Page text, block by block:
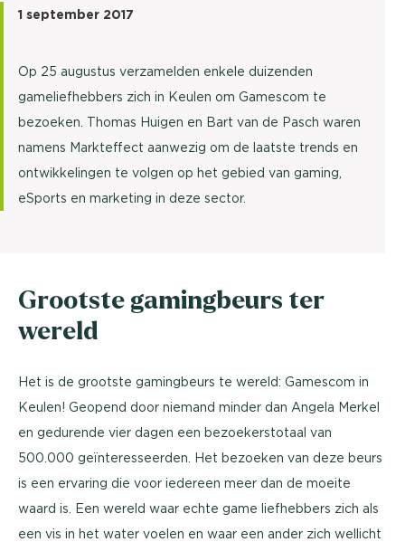
1 september 2017
Op 25 augustus verzamelden enkele duizenden
gameliefhebbers zich in Keulen om Gamescom te
bezoeken. Thomas Huigen en Bart van de Pasch waren
namens Markteffect aanwezig om de laatste trends en
ontwikkelingen te volgen op het gebied van gaming,
eSports en marketing in deze sector.
Grootste gamingbeurs ter
wereld
Het is de grootste gamingbeurs te wereld: Gamescom in
Keulen! Geopend door niemand minder dan Angela Merkel
en gedurende vier dagen een bezoekerstotaal van
500.000 geïnteresseerden. Het bezoeken van deze beurs
is een ervaring die voor iedereen meer dan de moeite
waard is. Een wereld waar echte game liefhebbers zich als
een vis in het water voelen en waar een ander zich wellicht